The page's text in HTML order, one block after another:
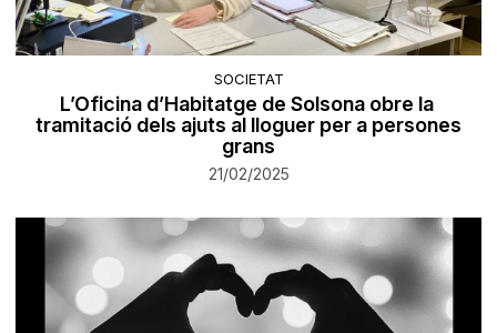
SOCIETAT
L’Oficina d’Habitatge de Solsona obre la
tramitació dels ajuts al lloguer per a persones
grans
21/02/2025